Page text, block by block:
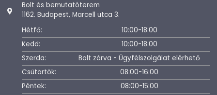
Bolt és bemutatóterem
1162. Budapest, Marcell utca 3.
Hétfő:
10:00-18:00
Kedd:
10:00-18:00
Szerda:
Bolt zárva - Ügyfélszolgálat elérhető
Csütörtök:
08:00-16:00
Péntek:
08:00-15:00